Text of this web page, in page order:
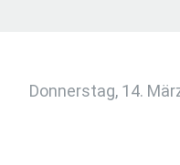
Donnerstag, 14.